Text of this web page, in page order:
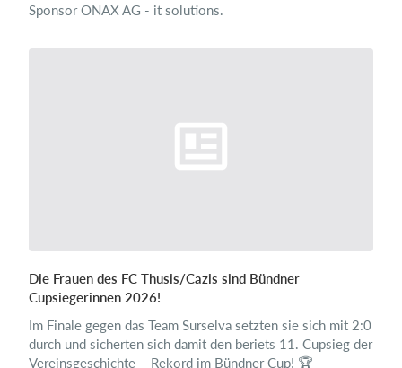
Sponsor ONAX AG - it solutions.
Die Frauen des FC Thusis/Cazis sind Bündner
Cupsiegerinnen 2026!
Im Finale gegen das Team Surselva setzten sie sich mit 2:0
durch und sicherten sich damit den beriets 11. Cupsieg der
Vereinsgeschichte – Rekord im Bündner Cup! 🏆